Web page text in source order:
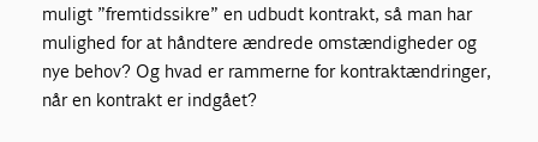
muligt ”fremtidssikre” en udbudt kontrakt, så man har
mulighed for at håndtere ændrede omstændigheder og
nye behov? Og hvad er rammerne for kontraktændringer,
når en kontrakt er indgået?